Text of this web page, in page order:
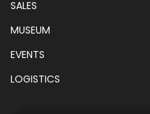
SALES
MUSEUM
EVENTS
LOGISTICS